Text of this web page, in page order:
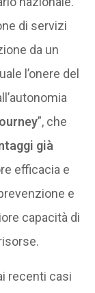
di servizi
da un
l’onere del
”, che
già
efficacia e
e
capacità di
recenti casi